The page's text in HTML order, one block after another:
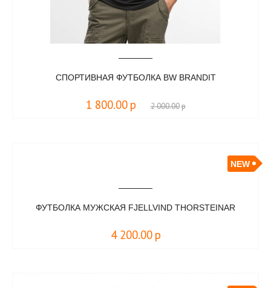
СПОРТИВНАЯ ФУТБОЛКА BW BRANDIT
1 800.00 р 2 000.00р
NEW
​ФУТБОЛКА МУЖСКАЯ FJELLVIND THORSTEINAR
4 200.00 р